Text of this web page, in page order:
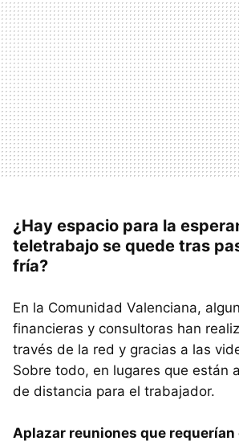
¿Hay espacio para la
teletrabajo se quede tras
fría?
En la Comunidad Valenciana,
financieras y consultoras han
través de la red y gracias a las
Sobre todo, en lugares que están
de distancia para el trabajador.
Aplazar reuniones que requerían